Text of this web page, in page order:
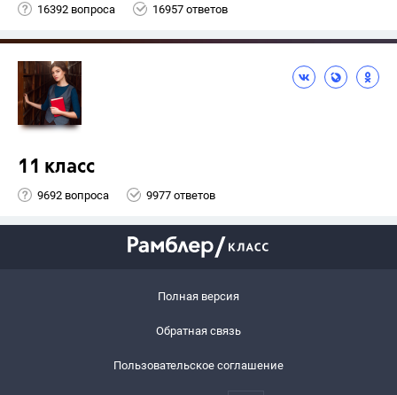
16392 вопроса 16957 ответов
11 класс
9692 вопроса 9977 ответов
Полная версия
Обратная связь
Пользовательское соглашение